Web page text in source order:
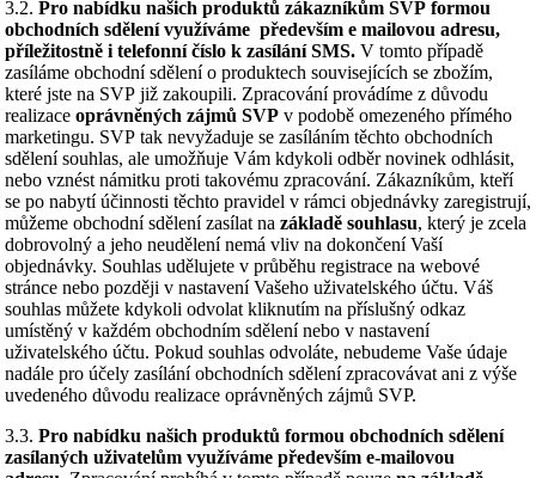
3.2. Pro nabídku našich produktů zákazníkům SVP formou
obchodních sdělení využíváme především e mailovou adresu,
příležitostně i telefonní číslo k zasílání SMS.V tomto případě
zasíláme obchodní sdělení o produktech souvisejících se zbožím,
které jste na SVP již zakoupili. Zpracování provádíme z důvodu
realizace oprávněných zájmů SVPv podobě omezeného přímého
marketingu. SVP tak nevyžaduje se zasíláním těchto obchodních
sdělení souhlas, ale umožňuje Vám kdykoli odběr novinek odhlásit,
nebo vznést námitku proti takovému zpracování. Zákazníkům, kteří
se po nabytí účinnosti těchto pravidel v rámci objednávky zaregistrují,
můžeme obchodní sdělení zasílat na základě souhlasu, který je zcela
dobrovolný a jeho neudělení nemá vliv na dokončení Vaší
objednávky. Souhlas udělujete v průběhu registrace na webové
stránce nebo později v nastavení Vašeho uživatelského účtu. Váš
souhlas můžete kdykoli odvolat kliknutím na příslušný odkaz
umístěný v každém obchodním sdělení nebo v nastavení
uživatelského účtu. Pokud souhlas odvoláte, nebudeme Vaše údaje
nadále pro účely zasílání obchodních sdělení zpracovávat ani z výše
uvedeného důvodu realizace oprávněných zájmů SVP.
3.3. Pro nabídku našich produktů formou obchodních sdělení
zasílaných uživatelům využíváme především e-mailovou